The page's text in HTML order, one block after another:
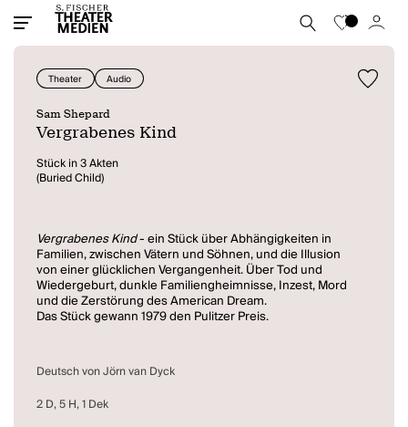
Theater Audio
Sam Shepard
Vergrabenes Kind
Stück in 3 Akten
(Buried Child)
Vergrabenes Kind- ein Stück über Abhängigkeiten in
Familien, zwischen Vätern und Söhnen, und die Illusion
von einer glücklichen Vergangenheit. Über Tod und
Wiedergeburt, dunkle Familiengheimnisse, Inzest, Mord
und die Zerstörung des American Dream.
Das Stück gewann 1979 den Pulitzer Preis.
Deutsch von Jörn van Dyck
2 D, 5 H, 1 Dek